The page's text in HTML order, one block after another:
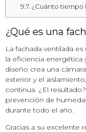
9.7. ¿Cuánto tiempo
¿Qué es una
La fachada ventilada
la eficiencia energética
diseño crea una
exterior y el
continua. ¿El
prevención de
durante todo el año.
Gracias a su excelente